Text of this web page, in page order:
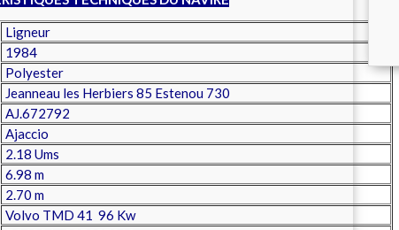
Ligneur
1984
Polyester
Jeanneau les Herbiers 85 Estenou 730
AJ.672792
Ajaccio
2.18 Ums
6.98 m
2.70 m
Volvo TMD 41 96 Kw